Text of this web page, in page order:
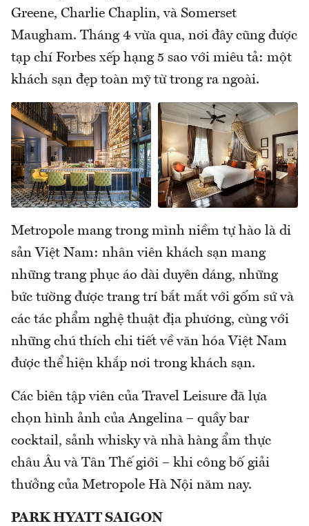
Greene, Charlie Chaplin, và Somerset
Maugham. Tháng 4 vừa qua, nơi đây cũng được
tạp chí Forbes xếp hạng 5 sao với miêu tả: một
khách sạn đẹp toàn mỹ từ trong ra ngoài.
Metropole mang trong mình niềm tự hào là di
sản Việt Nam: nhân viên khách sạn mang
những trang phục áo dài duyên dáng, những
bức tường được trang trí bắt mắt với gốm sứ và
các tác phẩm nghệ thuật địa phương, cùng với
những chú thích chi tiết về văn hóa Việt Nam
được thể hiện khắp nơi trong khách sạn.
Các biên tập viên của Travel Leisure đã lựa
chọn hình ảnh của Angelina – quầy bar
cocktail, sảnh whisky và nhà hàng ẩm thực
châu Âu và Tân Thế giới – khi công bố giải
thưởng của Metropole Hà Nội năm nay.
PARK HYATT SAIGON